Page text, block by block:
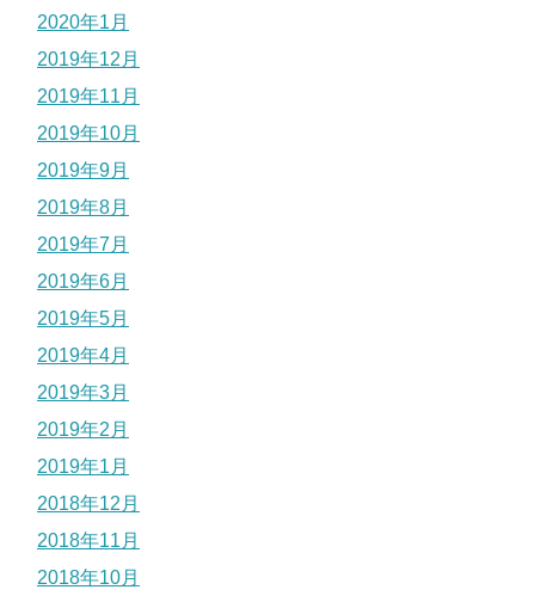
2020年1月
2019年12月
2019年11月
2019年10月
2019年9月
2019年8月
2019年7月
2019年6月
2019年5月
2019年4月
2019年3月
2019年2月
2019年1月
2018年12月
2018年11月
2018年10月